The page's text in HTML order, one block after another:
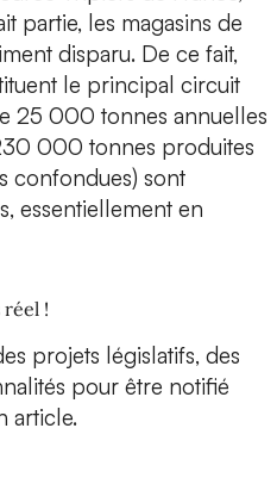
partie, les magasins de
disparu. De ce fait,
le principal circuit
25 000 tonnes annuelles
000 tonnes produites
confondues) sont
essentiellement en
!
projets législatifs, des
pour être notifié
article.